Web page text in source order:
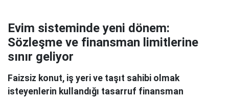
Evim sisteminde yeni dönem:
Sözleşme ve finansman limitlerine
sınır geliyor
Faizsiz konut, iş yeri ve taşıt sahibi olmak
isteyenlerin kullandığı tasarruf finansman